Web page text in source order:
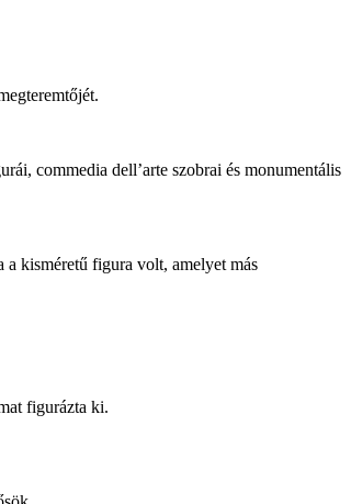
commedia dell’arte szobrai és monumentális
a kisméretű figura volt, amelyet más
figurázta ki.